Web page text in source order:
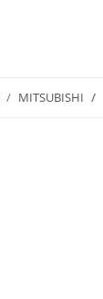
MITSUBISHI